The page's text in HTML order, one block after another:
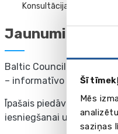
Šī
Mēs
saziņas
Konsultācija 2026
Jaunumi
Baltic Council Vasaras
– informatīvo tikšanos
Īpašais piedāvājums
iesniegšanai universitātē